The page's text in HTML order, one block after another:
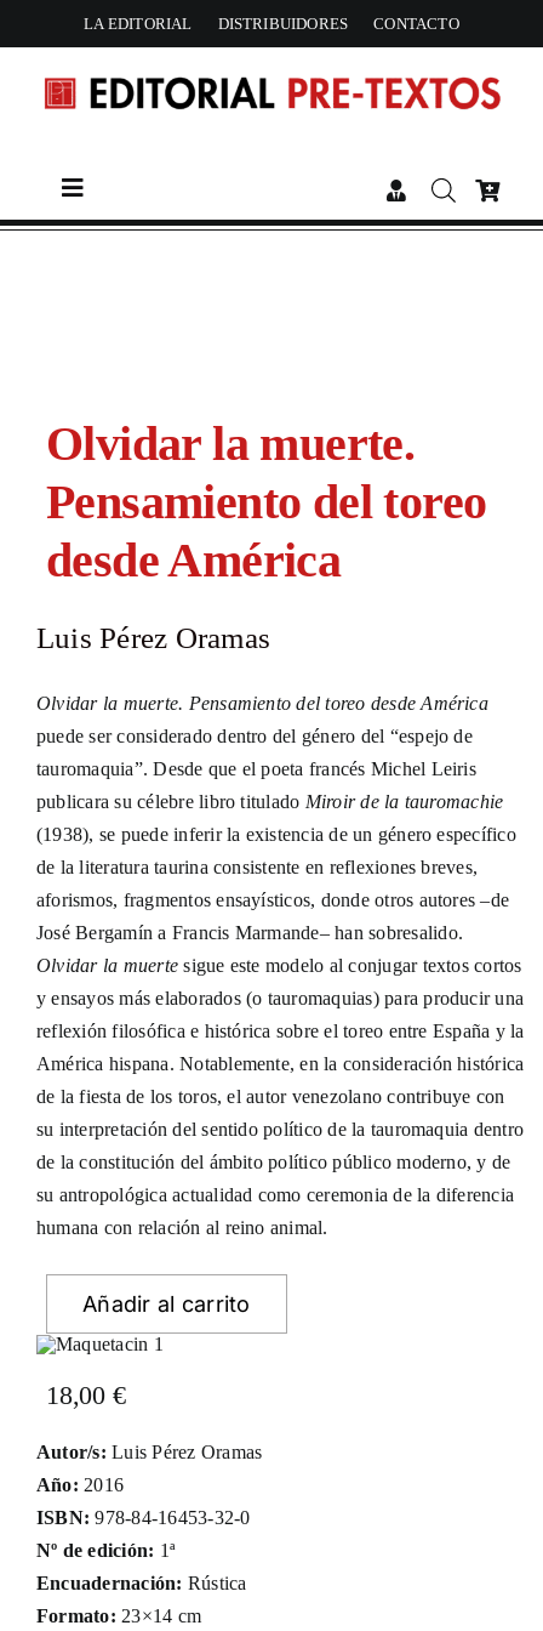
to
content
LA EDITORIAL DISTRIBUIDORES CONTACTO
Toggle
Navigation
PREMIOS
18,00 €
Autor/s:Luis Pérez Oramas
Año: 2016
ISBN:978-84-16453-32-0
Nº de edición: 1ª
Encuadernación: Rústica
Formato: 23×14 cm
Olvidar la muerte.
Pensamiento del toreo
desde América
Luis Pérez Oramas
Olvidar la muerte. Pensamiento del toreo desde América
puede ser considerado dentro del género del “espejo de
tauromaquia”. Desde que el poeta francés Michel Leiris
publicara su célebre libro titulado Miroir de la tauromachie
(1938), se puede inferir la existencia de un género específico
de la literatura taurina consistente en reflexiones breves,
aforismos, fragmentos ensayísticos, donde otros autores –de
José Bergamín a Francis Marmande– han sobresalido.
Olvidar la muerte sigue este modelo al conjugar textos cortos
y ensayos más elaborados (o tauromaquias) para producir una
reflexión filosófica e histórica sobre el toreo entre España y la
América hispana. Notablemente, en la consideración histórica
de la fiesta de los toros, el autor venezolano contribuye con
su interpretación del sentido político de la tauromaquia dentro
de la constitución del ámbito político público moderno, y de
su antropológica actualidad como ceremonia de la diferencia
humana con relación al reino animal.
Añadir al carrito